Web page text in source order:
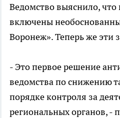
Ведомство выяснило,
включены
Воронеж». Теперь же эти
- Это первое решение
ведомства по снижению
порядке контроля за
региональных органов, -